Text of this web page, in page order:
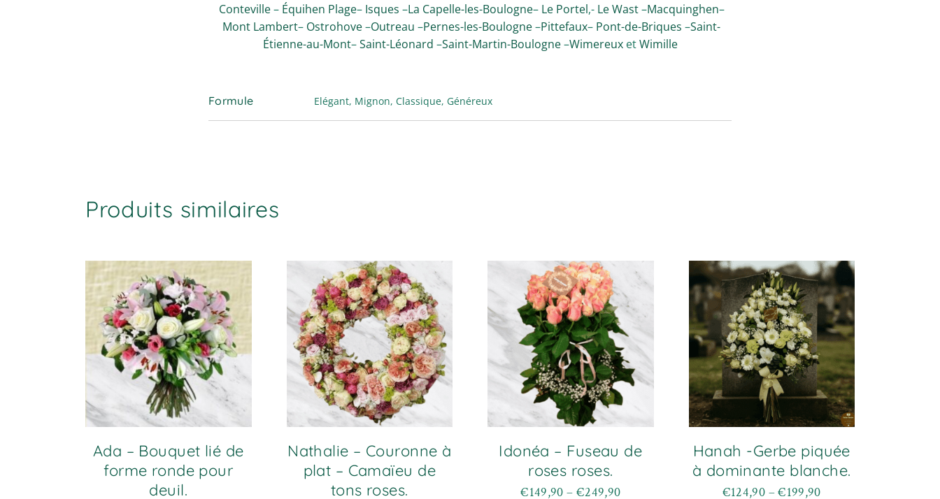
Conteville– Équihen Plage– Isques –La Capelle-les-Boulogne– Le Portel,- Le Wast–Macquinghen–
Mont Lambert– Ostrohove–Outreau –Pernes-les-Boulogne–Pittefaux– Pont-de-Briques –Saint-
Étienne-au-Mont–Saint-Léonard –Saint-Martin-Boulogne–WimereuxetWimille
Formule Elégant, Mignon, Classique, Généreux
Produits similaires
Ada – Bouquet lié de
forme ronde pour
deuil.
Nathalie – Couronne à
plat – Camaïeu de
tons roses.
Idonéa – Fuseau de
roses roses.
€149,90 – €249,90
Hanah -Gerbe piquée
à dominante blanche.
€124,90 –€199,90